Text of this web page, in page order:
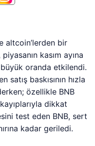
altcoin’lerden bir
kasım ayına
oranda etkilendi.
baskısının hızla
özellikle BNB
dikkat
test eden BNB, sert
kadar geriledi.